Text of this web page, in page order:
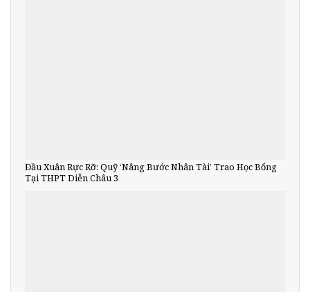
Đầu Xuân Rực Rỡ: Quỹ ‘Nâng Bước Nhân Tài’ Trao Học Bổng
Tại THPT Diễn Châu 3